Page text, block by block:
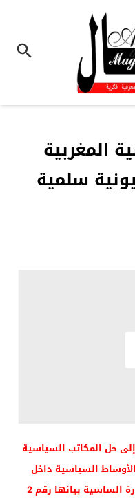
المغربية
سلمية
حل المكاتب السياسية
السياسية داخل
المغرب و خارجه ، أصدرت حركة الثورة الساسية بيانها رقم 2